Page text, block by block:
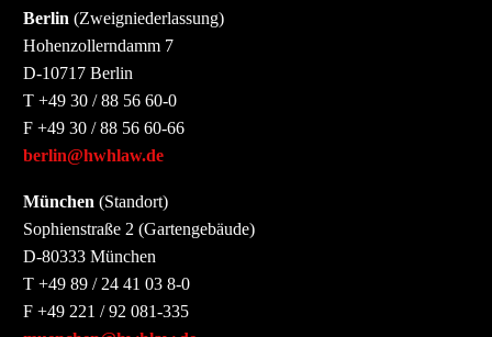
Berlin (Zweigniederlassung)
Hohenzollerndamm 7
D-10717 Berlin
T +49 30 / 88 56 60-0
F +49 30 / 88 56 60-66
berlin@hwhlaw.de
München (Standort)
Sophienstraße 2 (Gartengebäude)
D-80333 München
T +49 89 / 24 41 03 8-0
F +49 221 / 92 081-335